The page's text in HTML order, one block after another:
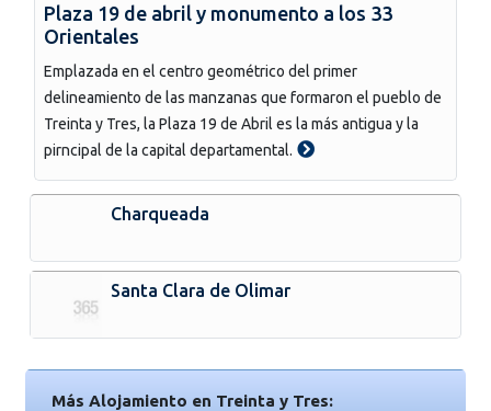
Plaza 19 de abril y monumento a los 33
Orientales
Emplazada en el centro geométrico del primer
delineamiento de las manzanas que formaron el pueblo de
Treinta y Tres, la Plaza 19 de Abril es la más antigua y la
pirncipal de la capital departamental.
Charqueada
Santa Clara de Olimar
Más Alojamiento en Treinta y Tres: